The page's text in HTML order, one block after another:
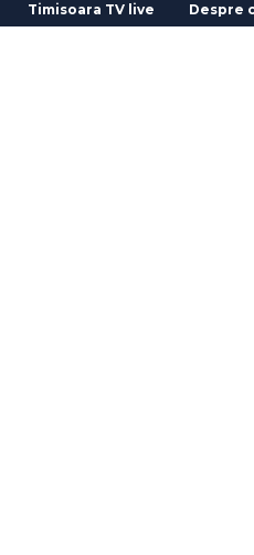
Timisoara TV live Despre